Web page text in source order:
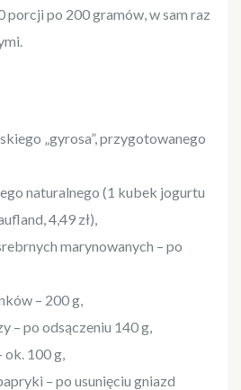
porcji po 200 gramów, w sam raz
„gyrosa”, przygotowanego
naturalnego (1 kubek jogurtu
4,49 zł),
marynowanych – po
– 200 g,
– po odsączeniu 140 g,
100 g,
– po usunięciu gniazd